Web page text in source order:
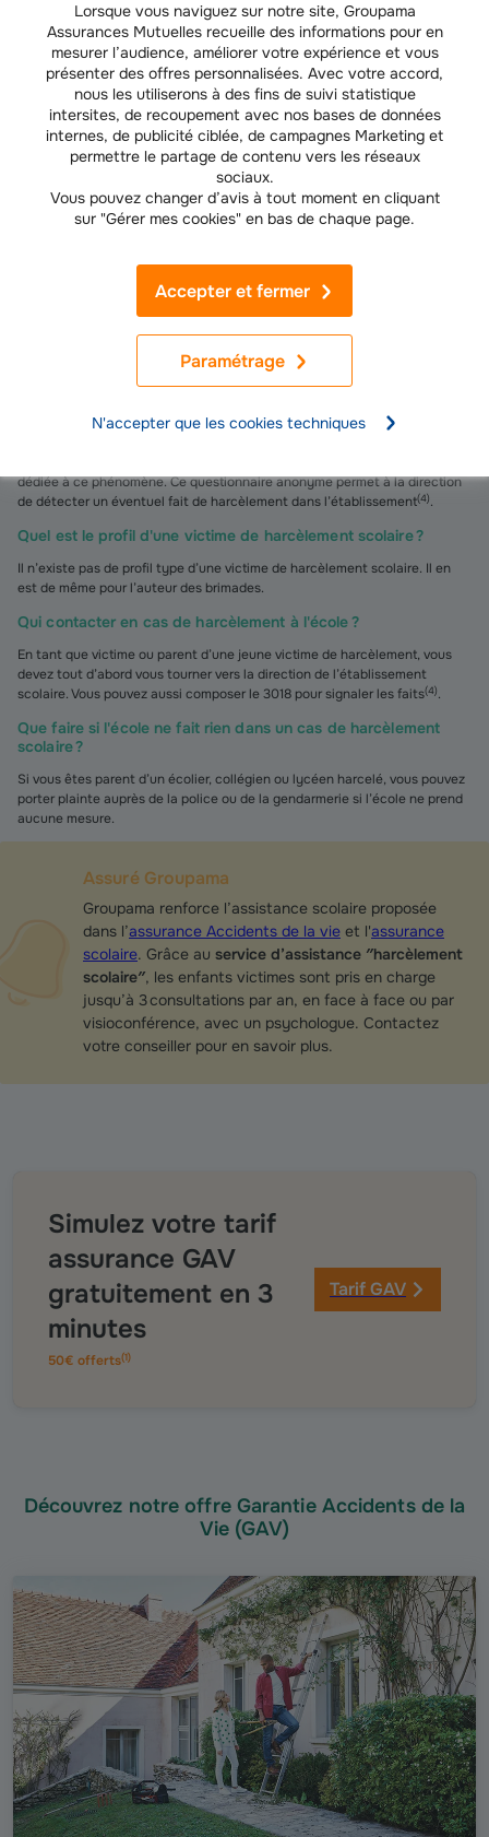
Lorsque vous naviguez sur notre site, Groupama
Assurances Mutuelles recueille des informations pour en
mesurer l’audience, améliorer votre expérience et vous
présenter des offres personnalisées. Avec votre accord,
nous les utiliserons à des fins de suivi statistique
intersites, de recoupement avec nos bases de données
internes, de publicité ciblée, de campagnes Marketing et
permettre le partage de contenu vers les réseaux
sociaux.
Vous pouvez changer d’avis à tout moment en cliquant
sur "Gérer mes cookies" en bas de chaque page.
Paramétrage
Accepter et fermer
N'accepter que les cookies techniques
des amendes. La durée d’emprisonnement dépend de l’âge du harceleur.
À quel moment saisir la justice face au harcèlement à
l'école ?
Si, à la suite de votre signalement,les actions menées par l’établissement
ne permettent pas de résoudre le problème, vous pouvez porter plainte
contre l’auteur du harcèlement auprès du commissariat de police ou de la
FAQ – Vos questions sur le harcèlement scolaire et les
actions à mener
Le harcèlement scolaire est-il puni par la loi ?
Oui, le harcèlement scolaire est considéré comme un délit depuis
l’adoption de la loi n°2022-299 du 2 mars 2022 visant à combattre le
harcèlement scolaire. Le harceleur peut écoper d’une peine de prison
assortie d’une amende élevée.
Existe-t-il un test ou un questionnaire d'auto-évaluation pour
dédiée à ce phénomène. Ce questionnaire anonyme permet à la direction
de détecter un éventuel fait de harcèlement dans l’établissement(4).
Quel est le profil d'une victime de harcèlement scolaire ?
Il n’existe pas de profil type d’une victime de harcèlement scolaire. Il en
est de même pour l’auteur des brimades.
Qui contacter en cas de harcèlement à l'école ?
En tant que victime ou parent d’une jeune victime de harcèlement, vous
devez tout d’abord vous tourner vers la direction de l’établissement
scolaire. Vous pouvez aussi composer le 3018 pour signaler les faits(4).
Que faire si l'école ne fait rien dans un cas de harcèlement
scolaire ?
Si vous êtes parent d’un écolier, collégien ou lycéen harcelé, vous pouvez
porter plainte auprès de la police ou de la gendarmerie si l’école ne prend
aucune mesure.
Assuré Groupama
Groupama renforce l’assistance scolaire proposée
dans l’assurance Accidents de la vie et l'assurance
scolaire. Grâce au service d’assistance ″harcèlement
scolaire″, les enfants victimes sont pris en charge
jusqu’à 3 consultations par an, en face à face ou par
visioconférence, avec un psychologue. Contactez
votre conseiller pour en savoir plus.
Simulez votre tarif
assurance GAV
gratuitement en 3
minutes
50€ offerts(1)
Tarif GAV
Découvrez notre offre Garantie Accidents de la
Vie (GAV)